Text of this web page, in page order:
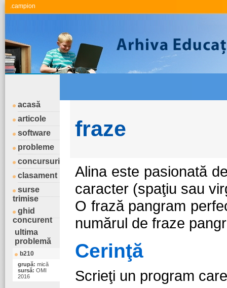
.campion
acasă
articole
software
probleme
concursuri
clasament
surse
trimise
ghid
concurent
ultima
problemă
b210
grupă: mică
sursă: OMI
2016
fraze
Alina este pasionată
caracter (spaţiu sau
O frază pangram
numărul de fraze
Cerinţă
Scrieţi un program